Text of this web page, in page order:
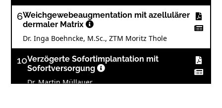
6Weichgewebeaugmentation mit azellulärer
dermaler Matrix
Dr. Inga Boehncke, M.Sc., ZTM Moritz Thole
10Verzögerte Sofortimplantation mit
Sofortversorgung
Dr. Martin Müllauer